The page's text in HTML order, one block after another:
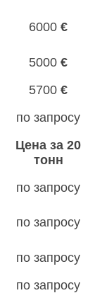
6000 €
5000 €
5700 €
по запросу
Цена за 20
тонн
по запросу
по запросу
по запросу
по запросу